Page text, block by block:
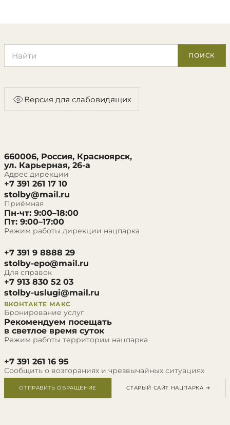
ПОИСК
Версия для слабовидящих
660006, Россия, Красноярск,
ул. Карьерная, 26-а
Адрес дирекции
+7 391 261 17 10
stolby@mail.ru
Приёмная
Пн-чт: 9:00–18:00
Пт: 9:00–17:00
Режим работы дирекции нацпарка
+7 391 9 8888 29
stolby-epo@mail.ru
Для справок
+7 913 830 52 03
stolby-uslugi@mail.ru
ВКОНТАКТЕ МАКС
Бронирование услуг
Рекомендуем посещать
в светлое время суток
Режим работы территории нацпарка
+7 391 261 16 95
Сообщить о возгораниях и чрезвычайных ситуациях
ОТПРАВИТЬ ОБРАЩЕНИЕ СТАРЫЙ САЙТ НАЦПАРКА →